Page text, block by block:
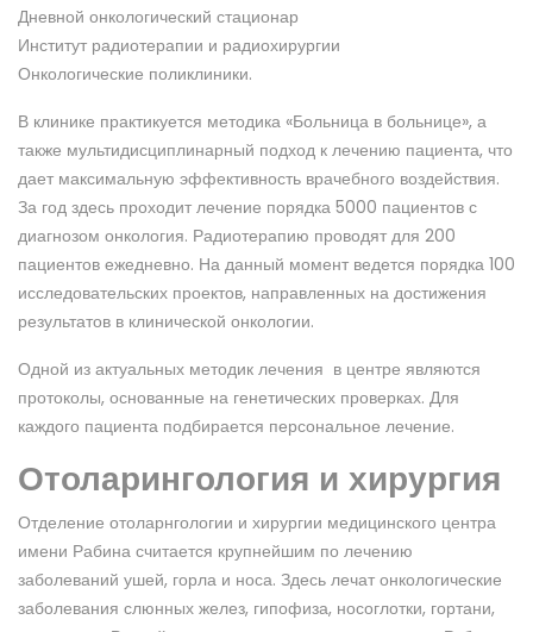
Дневной онкологический стационар
Институт радиотерапии и радиохирургии
Онкологические поликлиники.
В клинике практикуется методика «Больница в больнице», а
также мультидисциплинарный подход к лечению пациента, что
дает максимальную эффективность врачебного воздействия.
За год здесь проходит лечение порядка 5000 пациентов с
диагнозом онкология. Радиотерапию проводят для 200
пациентов ежедневно. На данный момент ведется порядка 100
исследовательских проектов, направленных на достижения
результатов в клинической онкологии.
Одной из актуальных методик лечения в центре являются
протоколы, основанные на генетических проверках. Для
каждого пациента подбирается персональное лечение.
Отоларингология и хирургия
Отделение отоларнгологии и хирургии медицинского центра
имени Рабина считается крупнейшим по лечению
заболеваний ушей, горла и носа. Здесь лечат онкологические
заболевания слюнных желез, гипофиза, носоглотки, гортани,